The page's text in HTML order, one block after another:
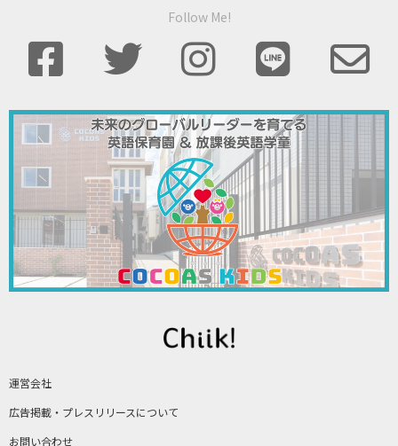
運営会社
広告掲載・プレスリリースについて
お問い合わせ
Follow Me!